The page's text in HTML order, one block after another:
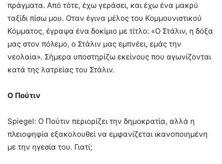
πράγματα. Από τότε, έχω γεράσει, και έχω ένα μακρύ
ταξίδι πίσω μου. Οταν έγινα μέλος του Κομμουνιστικού
Κόμματος, έγραψα ένα δοκίμιο με τίτλο: «Ο Στάλιν, η δόξα
μας στον πόλεμο, ο Στάλιν μας εμπνέει, εμάς την
νεολαία». Σήμερα υποστηρίζω εκείνους που αγωνίζονται
κατά της λατρείας του Στάλιν.
Ο Πούτιν
Spiegel: Ο Πούτιν περιορίζει την δημοκρατία, αλλά η
πλειοψηφία εξακολουθεί να εμφανίζεται ικανοποιημένη
με την ηγεσία του. Γιατί;